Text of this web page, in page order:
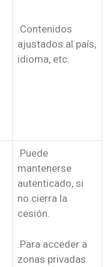
.Contenidos
ajustados al país,
idioma, etc.
.Puede
mantenerse
autenticado, si
no cierra la
cesión.
.Para acceder a
zonas privadas